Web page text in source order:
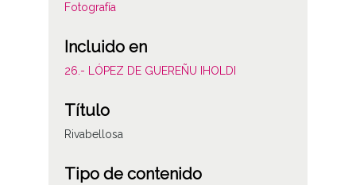
Fotografía
Incluido en
26.- LÓPEZ DE GUEREÑU IHOLDI
Título
Rivabellosa
Tipo de contenido